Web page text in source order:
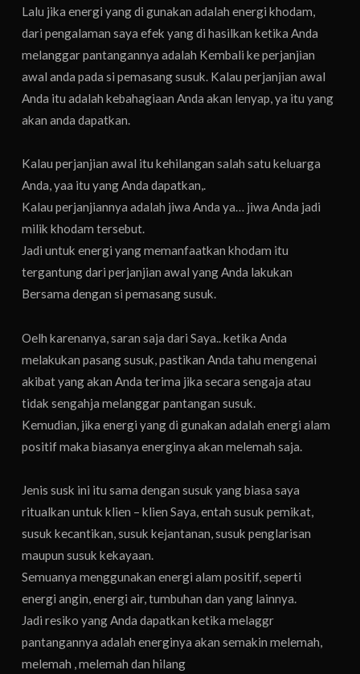
Lalu jika energi yang di gunakan adalah energi khodam,
dari pengalaman saya efek yang di hasilkan ketika Anda
melanggar pantangannya adalah Kembali ke perjanjian
awal anda pada si pemasang susuk. Kalau perjanjian awal
Anda itu adalah kebahagiaan Anda akan lenyap, ya itu yang
akan anda dapatkan.
Kalau perjanjian awal itu kehilangan salah satu keluarga
Anda, yaa itu yang Anda dapatkan,.
Kalau perjanjiannya adalah jiwa Anda ya… jiwa Anda jadi
milik khodam tersebut.
Jadi untuk energi yang memanfaatkan khodam itu
tergantung dari perjanjian awal yang Anda lakukan
Bersama dengan si pemasang susuk.
Oelh karenanya, saran saja dari Saya.. ketika Anda
melakukan pasang susuk, pastikan Anda tahu mengenai
akibat yang akan Anda terima jika secara sengaja atau
tidak sengahja melanggar pantangan susuk.
Kemudian, jika energi yang di gunakan adalah energi alam
positif maka biasanya energinya akan melemah saja.
Jenis susk ini itu sama dengan susuk yang biasa saya
ritualkan untuk klien – klien Saya, entah susuk pemikat,
susuk kecantikan, susuk kejantanan, susuk penglarisan
maupun susuk kekayaan.
Semuanya menggunakan energi alam positif, seperti
energi angin, energi air, tumbuhan dan yang lainnya.
Jadi resiko yang Anda dapatkan ketika melaggr
pantangannya adalah energinya akan semakin melemah,
melemah , melemah dan hilang